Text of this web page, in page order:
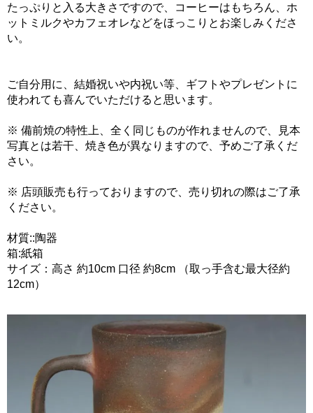
たっぷりと入る大きさですので、コーヒーはもちろん、ホ
ットミルクやカフェオレなどをほっこりとお楽しみくださ
い。
ご自分用に、結婚祝いや内祝い等、ギフトやプレゼントに
使われても喜んでいただけると思います。
※ 備前焼の特性上、全く同じものが作れませんので、見本
写真とは若干、焼き色が異なりますので、予めご了承くだ
さい。
※ 店頭販売も行っておりますので、売り切れの際はご了承
ください。
材質::陶器
箱:紙箱
サイズ：高さ 約10cm 口径 約8cm （取っ手含む最大径約
12cm）